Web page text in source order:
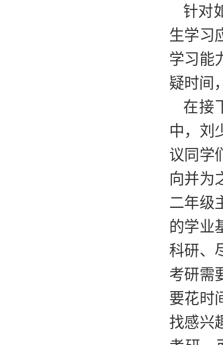
针对
生学习
学习能
疑时间
在接
中，刘
议同学
向并为
二年级
的学业
科研、
考研需
要花时
找感兴